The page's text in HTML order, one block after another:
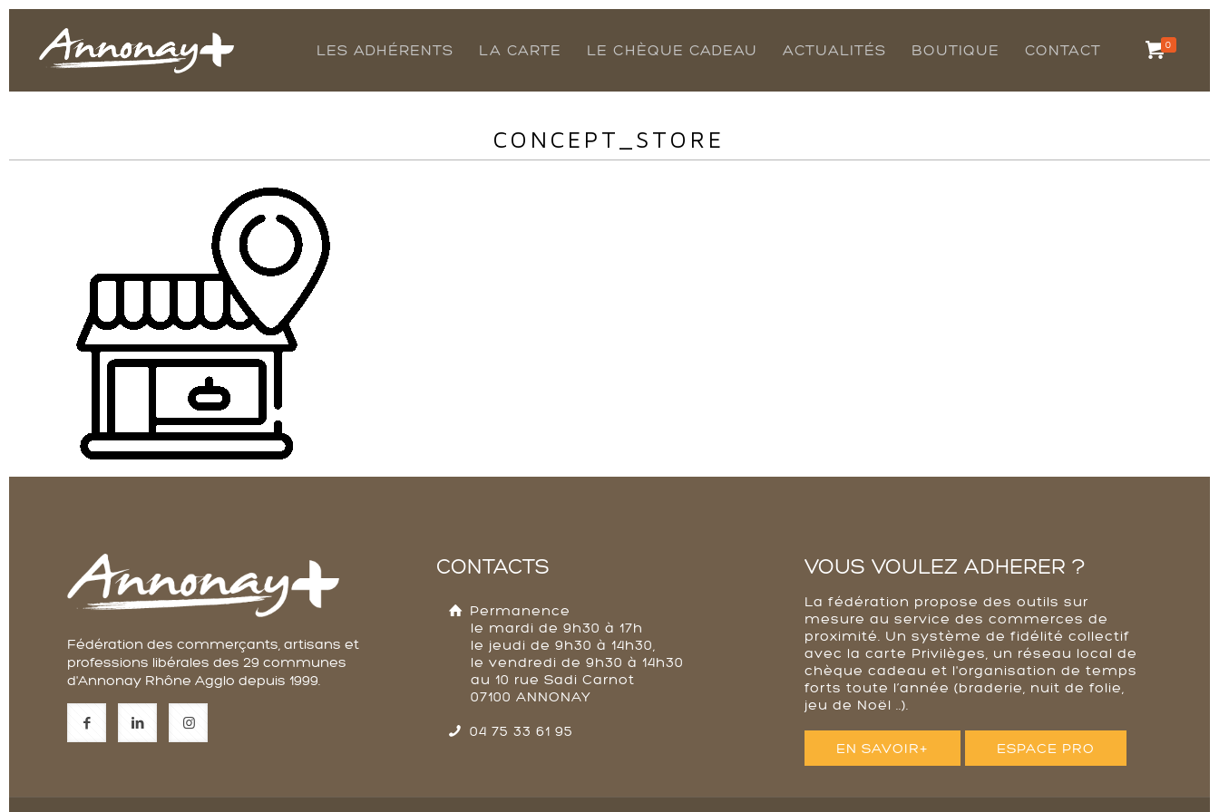
LES ADHÉRENTS LA CARTE LE CHÈQUE CADEAU ACTUALITÉS BOUTIQUE CONTACT 0
CONCEPT_STORE
Fédération des commerçants, artisans et
professions libérales des 29 communes
d'Annonay Rhône Agglo depuis 1999.
CONTACTS
Permanence
le mardi de 9h30 à 17h
le jeudi de 9h30 à 14h30,
le vendredi de 9h30 à 14h30
au 10 rue Sadi Carnot
07100 ANNONAY
04 75 33 61 95
VOUS VOULEZ ADHERER ?
La fédération propose des outils sur
mesure au service des commerces de
proximité. Un système de fidélité collectif
avec la carte Privilèges, un réseau local de
chèque cadeau et l'organisation de temps
forts toute l’année (braderie, nuit de folie,
jeu de Noël ..).
EN SAVOIR+ ESPACE PRO